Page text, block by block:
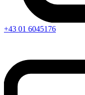
+43 01 6045176